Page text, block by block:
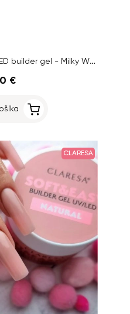
Claresa SOFT&EASY UV/LED builder gel - Milky White, 90g
€
CLARESA